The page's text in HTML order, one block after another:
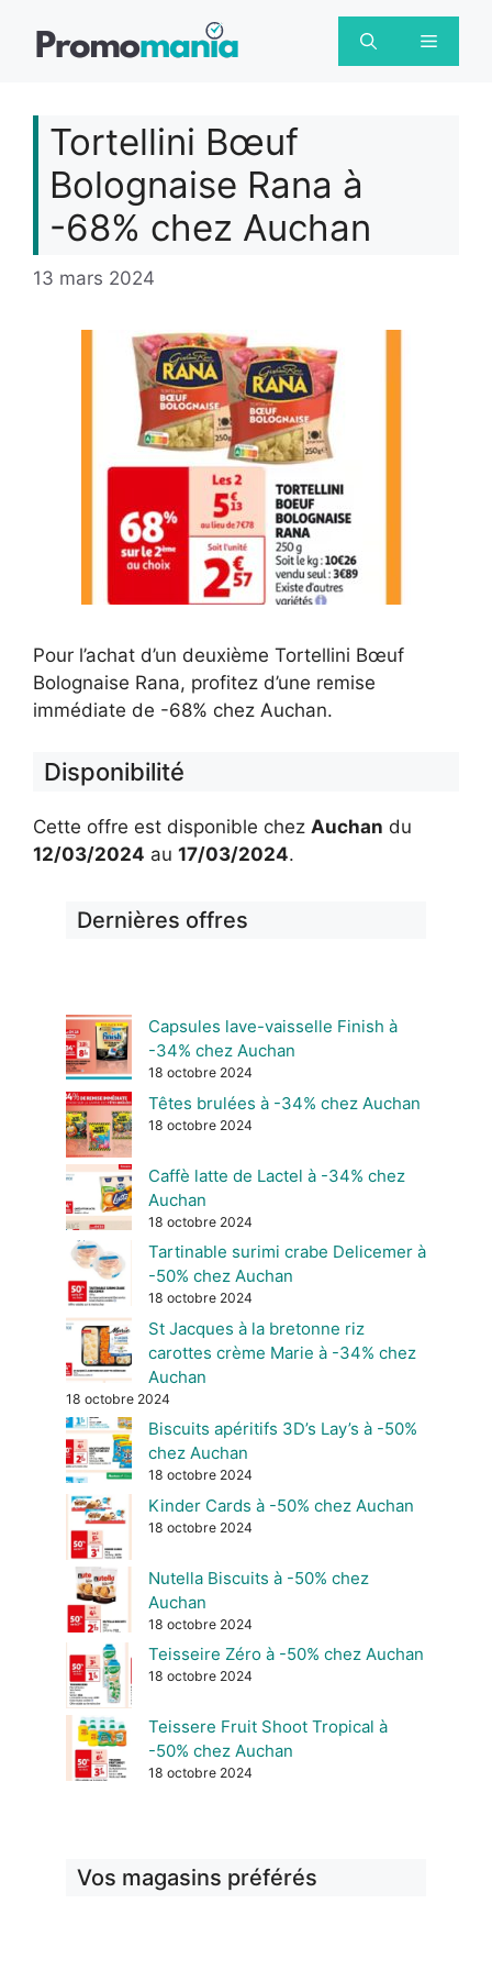
Menu
Tortellini Bœuf
Bolognaise Rana à
-68% chez Auchan
13 mars 2024
Pour l’achat d’un deuxième Tortellini Bœuf
Bolognaise Rana, profitez d’une remise
immédiate de -68% chez Auchan.
Disponibilité
Cette offre est disponible chez Auchan du
12/03/2024 au 17/03/2024.
Dernières offres
Capsules lave-vaisselle Finish à
-34% chez Auchan
18 octobre 2024
Têtes brulées à -34% chez Auchan
18 octobre 2024
Caffè latte de Lactel à -34% chez
Auchan
18 octobre 2024
Tartinable surimi crabe Delicemer à
-50% chez Auchan
18 octobre 2024
St Jacques à la bretonne riz
carottes crème Marie à -34% chez
Auchan
18 octobre 2024
Biscuits apéritifs 3D’s Lay’s à -50%
chez Auchan
18 octobre 2024
Kinder Cards à -50% chez Auchan
18 octobre 2024
Nutella Biscuits à -50% chez
Auchan
18 octobre 2024
Teisseire Zéro à -50% chez Auchan
18 octobre 2024
Teissere Fruit Shoot Tropical à
-50% chez Auchan
18 octobre 2024
Vos magasins préférés